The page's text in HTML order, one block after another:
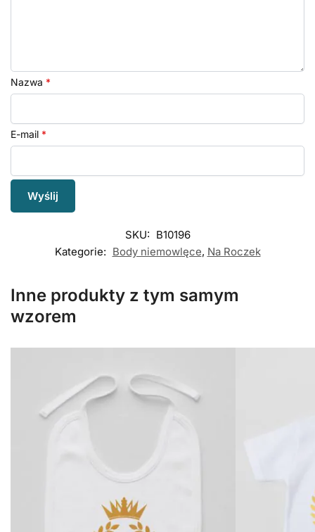
Nazwa *
E-mail *
SKU: B10196
Kategorie: Body niemowlęce, Na Roczek
Inne produkty z tym samym
wzorem